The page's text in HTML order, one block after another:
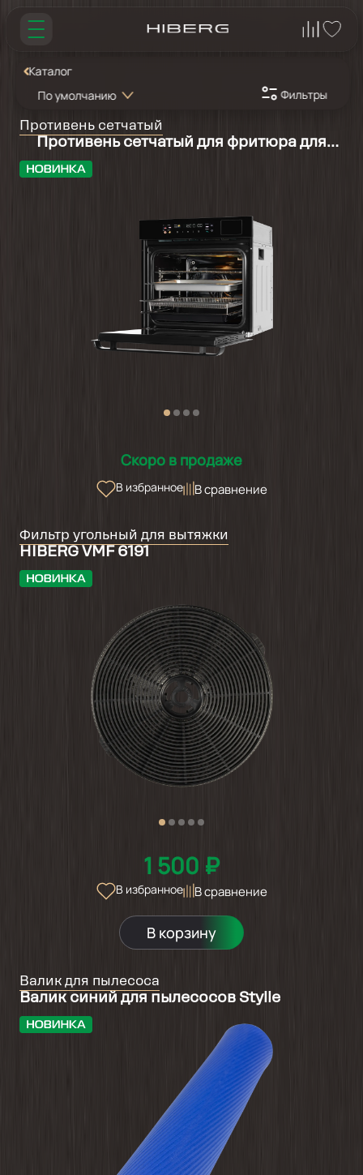
Каталог
По умолчанию
Фильтры
Противень сетчатый
Противень сетчатый для фритюра для
Скоро в продаже
В избранное В сравнение
Фильтр угольный для вытяжки
HIBERG VMF 6191
1 500 ₽
В избранное В сравнение
В корзину
Валик для пылесоса
Валик cиний для пылесосов Stylle